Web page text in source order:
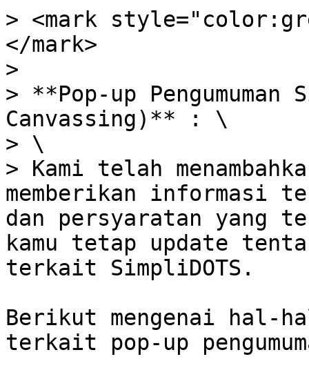
> <mark
</mark>
>
> **Pop-up Pengumuman
Canvassing)** : \
> \
> Kami telah
memberikan informasi
dan persyaratan yang
kamu tetap update
terkait SimpliDOTS.
Berikut mengenai hal-
terkait pop-up